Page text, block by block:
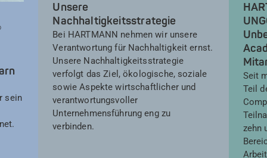
sein
Unsere
Nachhaltigkeitsstrategie
Bei HARTMANN nehmen wir unsere
Verantwortung für Nachhaltigkeit ernst.
Unsere Nachhaltigkeitsstrategie
verfolgt das Ziel, ökologische, soziale
sowie Aspekte wirtschaftlicher und
verantwortungsvoller
Unternehmensführung eng zu
verbinden.
Seit
Teil
zehn